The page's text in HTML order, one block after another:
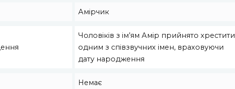
Амірчик
Чоловіків з ім’ям Амір прийнято хрестити
одним з співзвучних імен, враховуючи
дату народження
Немає